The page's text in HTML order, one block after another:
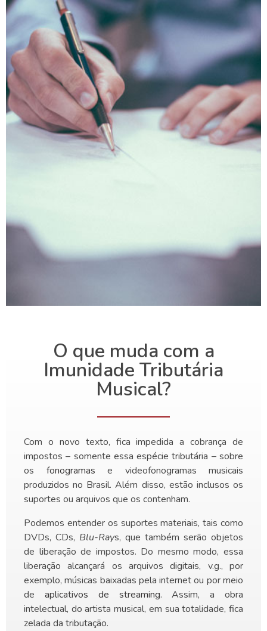
O que muda com a
Imunidade Tributária
Musical?
Com o novo texto, fica impedida a cobrança de
impostos – somente essa espécie tributária – sobre
os fonogramas e videofonogramas musicais
produzidos no Brasil. Além disso, estão inclusos os
suportes ou arquivos que os contenham.
Podemos entender os suportes materiais, tais como
DVDs, CDs, Blu-Rays, que também serão objetos
de liberação de impostos. Do mesmo modo, essa
liberação alcançará os arquivos digitais, v.g., por
exemplo, músicas baixadas pela internet ou por meio
de aplicativos de streaming. Assim, a obra
intelectual, do artista musical, em sua totalidade, fica
zelada da tributação.